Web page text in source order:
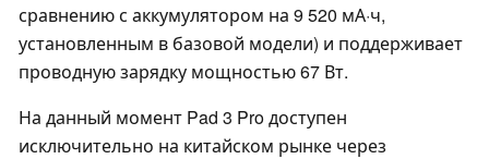
сравнению с аккумулятором на 9 520 мА·ч,
установленным в базовой модели) и поддерживает
проводную зарядку мощностью 67 Вт.
На данный момент Pad 3 Pro доступен
исключительно на китайском рынке через